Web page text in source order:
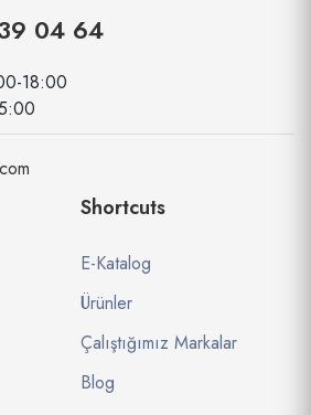
04 64
18:00
Shortcuts
E-Katalog
Ürünler
Çalıştığımız Markalar
Blog